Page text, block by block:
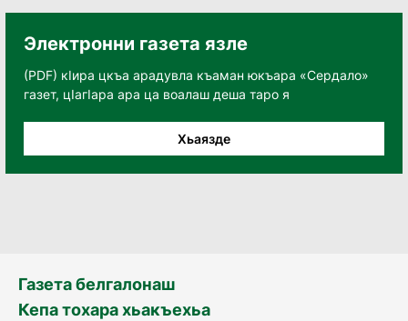
Электронни газета язле
(PDF) кӀира цкъа арадувла къаман юкъара «Сердало»
газет, цӀагӀара ара ца воалаш деша таро я
Хьаязде
Газета белгалонаш
Кепа тохара хьакъехьа